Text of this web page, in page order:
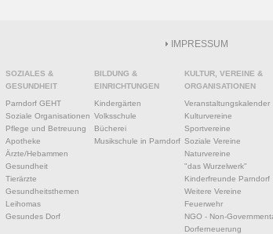
IMPRESSUM
SOZIALES &
GESUNDHEIT
Parndorf GEHT
Soziale Organisationen
Pflege und Betreuung
Apotheke
Ärzte/Hebammen
Gesundheit
Tierärzte
Gesundheitsthemen
Leihomas
Gesundes Dorf
BILDUNG &
EINRICHTUNGEN
Kindergärten
Volksschule
Bücherei
Musikschule in Parndorf
KULTUR, VEREINE &
ORGANISATIONEN
Veranstaltungskalender
Kulturvereine
Sportvereine
Soziale Vereine
Naturvereine
"das Wurzelwerk"
Kinderfreunde Parndorf
Weitere Vereine
Feuerwehr
NGO - Non-
Dorferneuerung